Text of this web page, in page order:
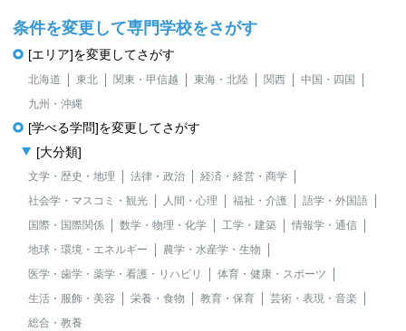
条件を変更して専門学校をさがす
[エリア]を変更してさがす
北海道 東北 関東・甲信越 東海・北陸 関西
中国・四国
九州・沖縄
[学べる学問]を変更してさがす
[大分類]
文学・歴史・地理 法律・政治
経済・経営・商学
社会学・マスコミ・観光
人間・心理 福祉・介護
語学・外国語
国際・国際関係
数学・物理・化学 工学・建築
情報学・通信
地球・環境・エネルギー
農学・水産学・生物
医学・歯学・薬学・看護・リハビリ
体育・健康・スポーツ
生活・服飾・美容
栄養・食物 教育・保育
芸術・表現・音楽
総合・教養